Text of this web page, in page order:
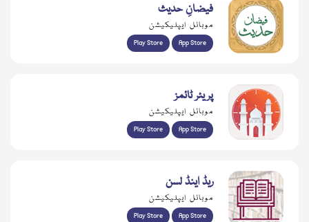
فیضانِ حدیث
موبائل ایپلیکیشن
Play Store App Store
پریئر ٹائمز
موبائل ایپلیکیشن
Play Store App Store
ریڈ اینڈ لسن
موبائل ایپلیکیشن
Play Store App Store